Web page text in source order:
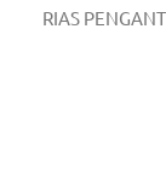
RIAS